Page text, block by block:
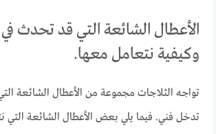
الأعطال الشائعة التي قد تحدث
وكيفية نتعامل معها.
تواجه الثلاجات مجموعة من الأعطال الشائعة
تدخل فني. فيما يلي بعض الأعطال الشائعة التي